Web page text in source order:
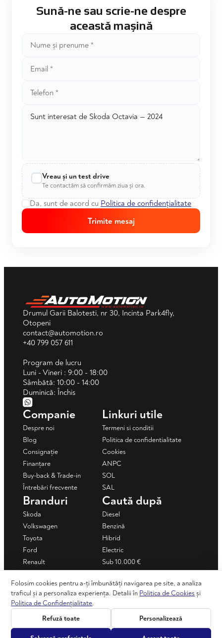
Sună-ne sau scrie-ne despre
această mașină
Vreau și un test drive
Te contactăm să confirmăm ziua și ora.
Da, sunt de acord cu Politica de confidențialitate
Trimite mesaj
Drumul Garii Balotesti, nr 30, Incinta Park4fly,
Otopeni
contact@automotion.ro
+40 799 057 611
Program de lucru
Luni - Vineri : 9:00 - 18:00
Sâmbătă: 10:00 - 14:00
Duminică: Închis
Companie
Despre noi
Blog
Consignație
Finanțare
Buy-back & Trade-in
Întrebări frecvente
Linkuri utile
Termeni si conditii
Politica de confidentialitate
Cookies
ANPC
SOL
SAL
Branduri
Skoda
Volkswagen
Toyota
Ford
Renault
Dacia
+ Vezi toate
Caută după
Diesel
Benzină
Hibrid
Electric
Sub 10.000 €
Mașini în rate
Folosim cookies pentru a-ți îmbunătăți navigarea pe site, a analiza
traficul și a personaliza experiența. Detalii în Politica de Cookies și
Politica de Confidențialitate.
Refuză toate
Personalizează